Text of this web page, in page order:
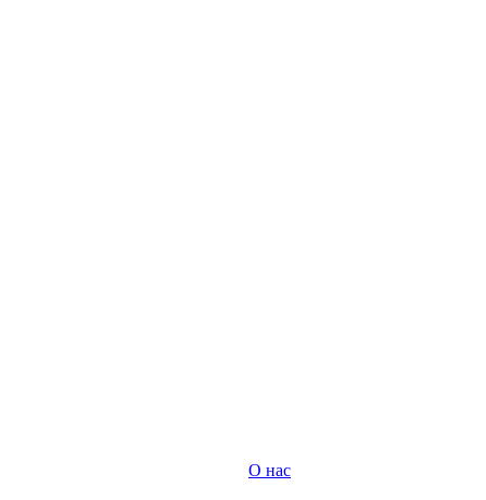
О нас